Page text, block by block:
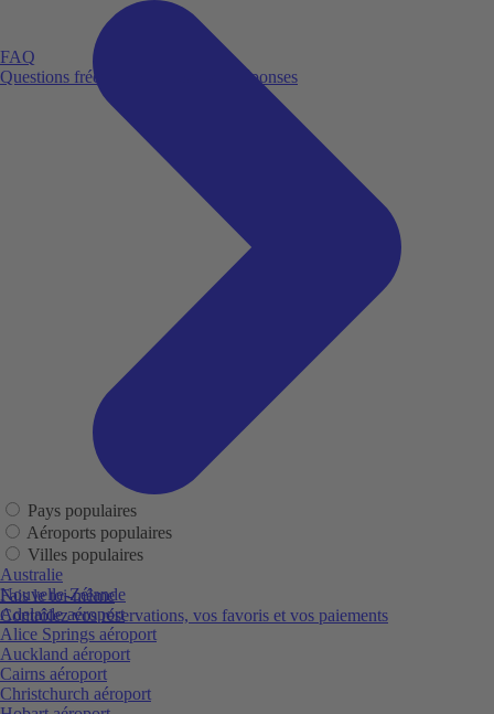
FAQ
Questions fréquemment posées et réponses
Fais le toi-même
Contrôlez vos réservations, vos favoris et vos paiements
Pays populaires
Aéroports populaires
Villes populaires
Australie
Nouvelle-Zélande
Adelaide aéroport
Alice Springs aéroport
Auckland aéroport
Cairns aéroport
Christchurch aéroport